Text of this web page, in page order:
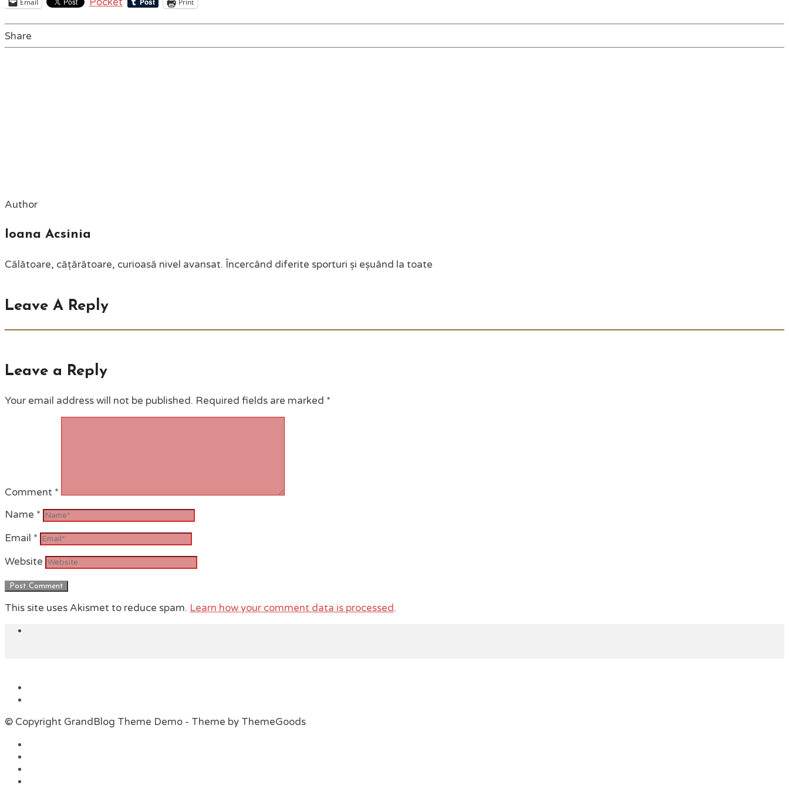
Email Print
Share
Author
Ioana Acsinia
Călătoare, cățărătoare, curioasă nivel avansat. Încercând diferite sporturi și eșuând la toate
Leave A Reply
Leave a Reply
Your email address will not be published. Required fields are marked *
Comment *
Name *
Email *
Website
This site uses Akismet to reduce spam. Learn how your comment data is processed.
© Copyright GrandBlog Theme Demo - Theme by ThemeGoods